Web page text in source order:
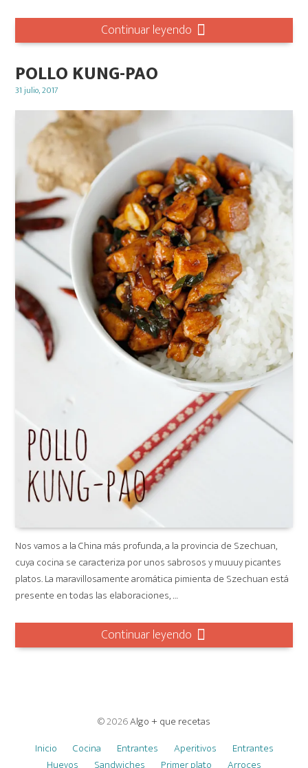
Continuar leyendo
POLLO KUNG-PAO
Posted
31 julio, 2017
Nos vamos a la China más profunda, a la provincia de Szechuan,
cuya cocina se caracteriza por unos sabrosos y muuuy picantes
platos. La maravillosamente aromática pimienta de Szechuan está
presente en todas las elaboraciones, …
Continuar leyendo
© 2026Algo + que recetas
Inicio
Cocina Entrantes Aperitivos
Entrantes